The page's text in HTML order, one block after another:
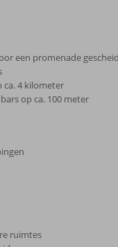
een promenade
ca. 4 kilometer
op ca. 100 meter
ruimtes